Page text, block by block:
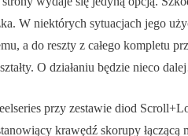
W niektórych sytuacjach jego
a do reszty z całego kompletu
O działaniu będzie nieco
przy zestawie diod
krawędź skorupy łączącą